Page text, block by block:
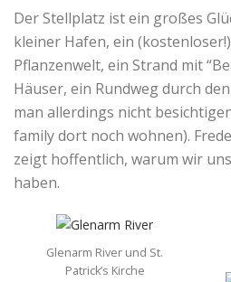
Der Stellplatz ist ein großes
kleiner Hafen, ein
Pflanzenwelt, ein Strand mit
Häuser, ein Rundweg durch
man allerdings nicht
family dort noch wohnen).
zeigt hoffentlich, warum wir
haben.
Glenarm River und St.
Patrick’s Kirche